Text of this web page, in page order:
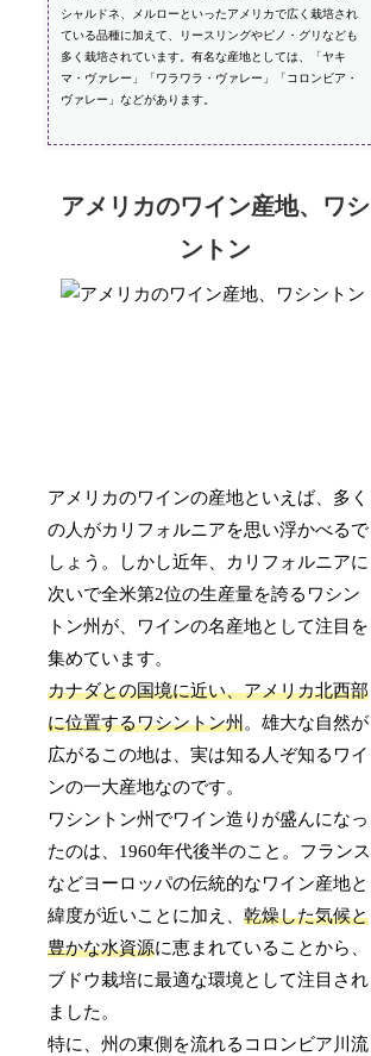
シャルドネ、メルローといったアメリカで広く栽培され
ている品種に加えて、リースリングやピノ・グリなども
多く栽培されています。有名な産地としては、「ヤキ
マ・ヴァレー」「ワラワラ・ヴァレー」「コロンビア・
ヴァレー」などがあります。
アメリカのワイン産地、ワシ
ントン
アメリカのワインの産地といえば、多く
の人がカリフォルニアを思い浮かべるで
しょう。しかし近年、カリフォルニアに
次いで全米第2位の生産量を誇るワシン
トン州が、ワインの名産地として注目を
集めています。
カナダとの国境に近い、アメリカ北西部
に位置するワシントン州。雄大な自然が
広がるこの地は、実は知る人ぞ知るワイ
ンの一大産地なのです。
ワシントン州でワイン造りが盛んになっ
たのは、1960年代後半のこと。フランス
などヨーロッパの伝統的なワイン産地と
緯度が近いことに加え、乾燥した気候と
豊かな水資源に恵まれていることから、
ブドウ栽培に最適な環境として注目され
ました。
特に、州の東側を流れるコロンビア川流